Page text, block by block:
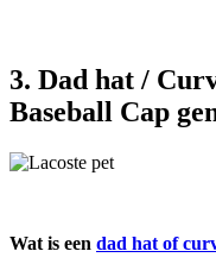
3. Dad hat /
Baseball Cap
Wat is een dad hat of